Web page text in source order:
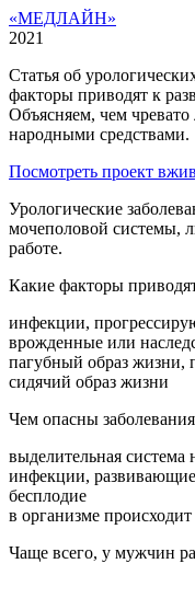
«МЕДЛАЙН»
2021
Статья об
факторы приводят к
Объясняем, чем чревато
народными средствами.
Посмотреть проект
Урологические
мочеполовой системы,
работе.
Какие факторы
инфекции,
врожденные или
пагубный образ жизни,
сидячий образ жизни
Чем опасны
выделительная система
инфекции,
бесплодие
в организме
Чаще всего, у мужчин